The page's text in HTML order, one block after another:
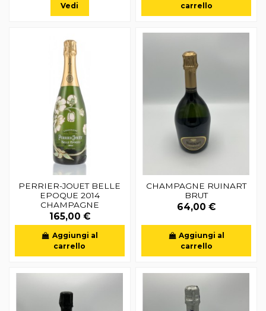
Vedi
carrello
PERRIER-JOUET BELLE
EPOQUE 2014
CHAMPAGNE
165,00 €
Aggiungi al
carrello
CHAMPAGNE RUINART
BRUT
64,00 €
Aggiungi al
carrello